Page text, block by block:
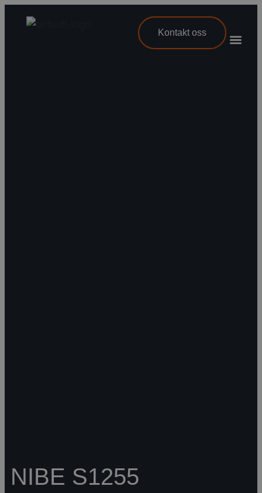
Kontakt oss
NIBE S1255